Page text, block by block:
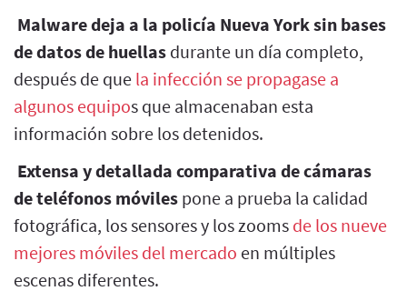
Malware deja a la policía Nueva York sin bases
de datos de huellas durante un día completo,
después de que la infección se propagase a
algunos equipos que almacenaban esta
información sobre los detenidos.
Extensa y detallada comparativa de cámaras
de teléfonos móviles pone a prueba la calidad
fotográfica, los sensores y los zooms de los nueve
mejores móviles del mercado en múltiples
escenas diferentes.